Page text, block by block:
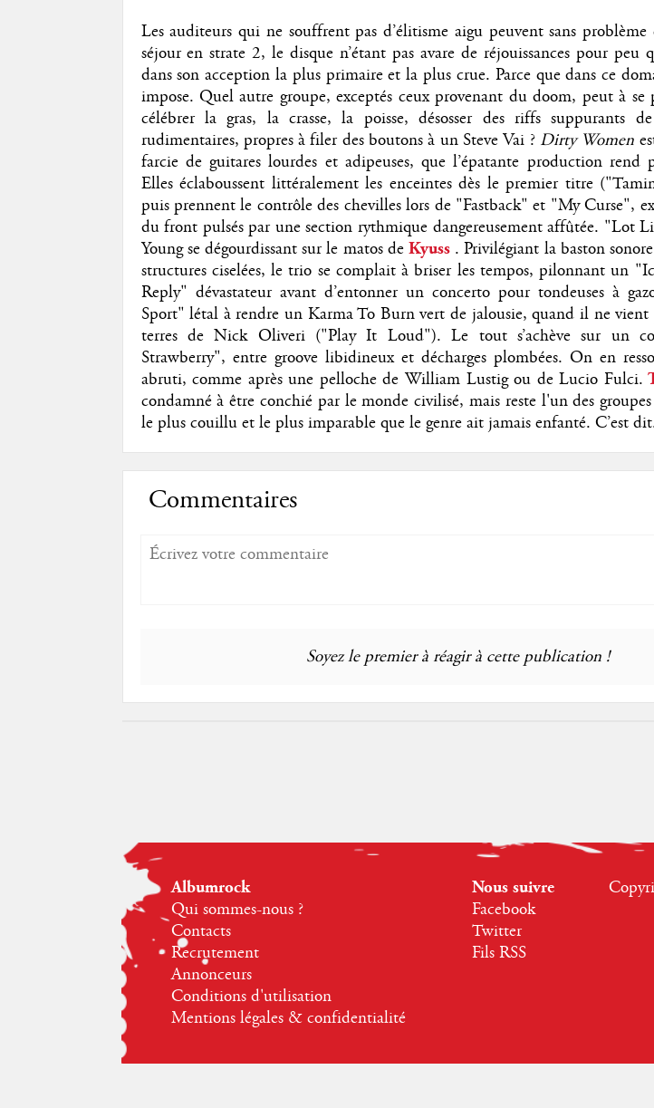
Les auditeurs qui ne souffrent pas d’élitisme aigu peuvent sans
séjour en strate 2, le disque n’étant pas avare de réjouissances pour peu
dans son acception la plus primaire et la plus crue. Parce que dans ce
impose. Quel autre groupe, exceptés ceux provenant du doom, peut à se
célébrer la gras, la crasse, la poisse, désosser des riffs suppurants
rudimentaires, propres à filer des boutons à un Steve Vai ? Dirty Women
farcie de guitares lourdes et adipeuses, que l’épatante production rend
Elles éclaboussent littéralement les enceintes dès le premier titre
puis prennent le contrôle des chevilles lors de "Fastback" et "My Curse",
du front pulsés par une section rythmique dangereusement affûtée. "Lot
Young se dégourdissant sur le matos deKyuss . Privilégiant la baston
structures ciselées, le trio se complait à briser les tempos, pilonnant un
Reply" dévastateur avant d’entonner un concerto pour tondeuses à
Sport" létal à rendre un Karma To Burn vert de jalousie, quand il ne vient
terres de Nick Oliveri ("Play It Loud"). Le tout s’achève sur un
Strawberry", entre groove libidineux et décharges plombées. On en
abruti, comme après une pelloche de William Lustig ou de Lucio Fulci.
condamné à être conchié par le monde civilisé, mais reste l'un des
le plus couillu et le plus imparable que le genre ait jamais enfanté. C’est
Commentaires
Soyez le premier à réagir à cette publication !
Albumrock
Qui sommes-nous ?
Contacts
Recrutement
Annonceurs
Conditions d'utilisation
Mentions légales & confidentialité
Nous suivre
Facebook
Twitter
Fils RSS